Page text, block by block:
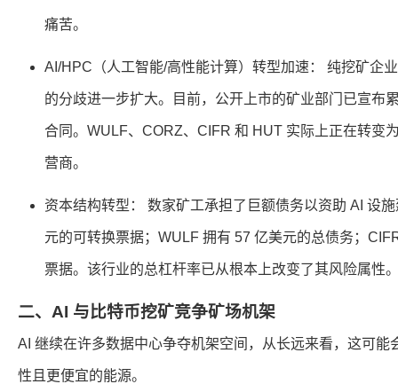
痛苦。
AI/HPC（人工智能/高性能计算）转型加速： 纯挖矿企
的分歧进一步扩大。目前，公开上市的矿业部门已宣布
合同。WULF、CORZ、CIFR 和 HUT 实际上正在转变
营商。
资本结构转型： 数家矿工承担了巨额债务以资助 AI 设
元的可转换票据；WULF 拥有 57 亿美元的总债务；
票据。该行业的总杠杆率已从根本上改变了其风险属性
二、AI 与比特币挖矿竞争矿场机架
AI 继续在许多数据中心争夺机架空间，从长远来看，这可能
性且更便宜的能源。